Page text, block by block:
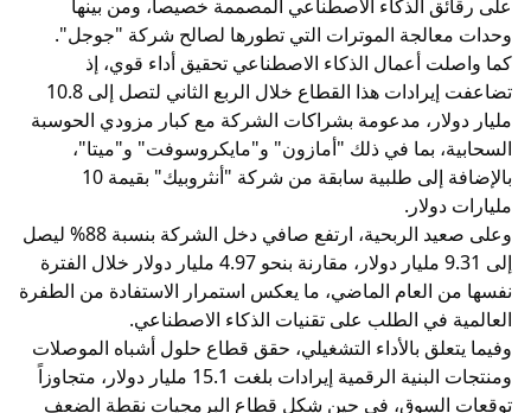
على رقائق الذكاء الاصطناعي المصممة خصيصاً، ومن بينها
وحدات معالجة الموترات التي تطورها لصالح شركة "جوجل".
كما واصلت أعمال الذكاء الاصطناعي تحقيق أداء قوي، إذ
تضاعفت إيرادات هذا القطاع خلال الربع الثاني لتصل إلى 10.8
مليار دولار، مدعومة بشراكات الشركة مع كبار مزودي الحوسبة
السحابية، بما في ذلك "أمازون" و"مايكروسوفت" و"ميتا"،
بالإضافة إلى طلبية سابقة من شركة "أنثروبيك" بقيمة 10
مليارات دولار.
وعلى صعيد الربحية، ارتفع صافي دخل الشركة بنسبة 88% ليصل
إلى 9.31 مليار دولار، مقارنة بنحو 4.97 مليار دولار خلال الفترة
نفسها من العام الماضي، ما يعكس استمرار الاستفادة من الطفرة
العالمية في الطلب على تقنيات الذكاء الاصطناعي.
وفيما يتعلق بالأداء التشغيلي، حقق قطاع حلول أشباه الموصلات
ومنتجات البنية الرقمية إيرادات بلغت 15.1 مليار دولار، متجاوزاً
توقعات السوق، في حين شكل قطاع البرمجيات نقطة الضعف